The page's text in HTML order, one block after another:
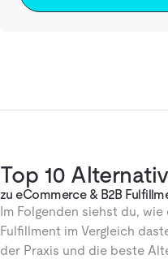
Top 10
zu eCommerce & B2B
Im Folgenden siehst du, wie
Fulfillment im Vergleich
der Praxis und die beste